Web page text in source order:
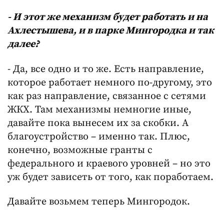
- И этот же механизм будет работать и на
Ахлестышева, и в парке Мингородка и так
далее?
- Да, все одно и то же. Есть направление,
которое работает немного по-другому, это
как раз направление, связанное с сетями
ЖКХ. Там механизмы немногие иные,
давайте пока вынесем их за скобки. А
благоустройство – именно так. Плюс,
конечно, возможные гранты с
федерального и краевого уровней – но это
уж будет зависеть от того, как поработаем.
Давайте возьмем теперь Мингородок.